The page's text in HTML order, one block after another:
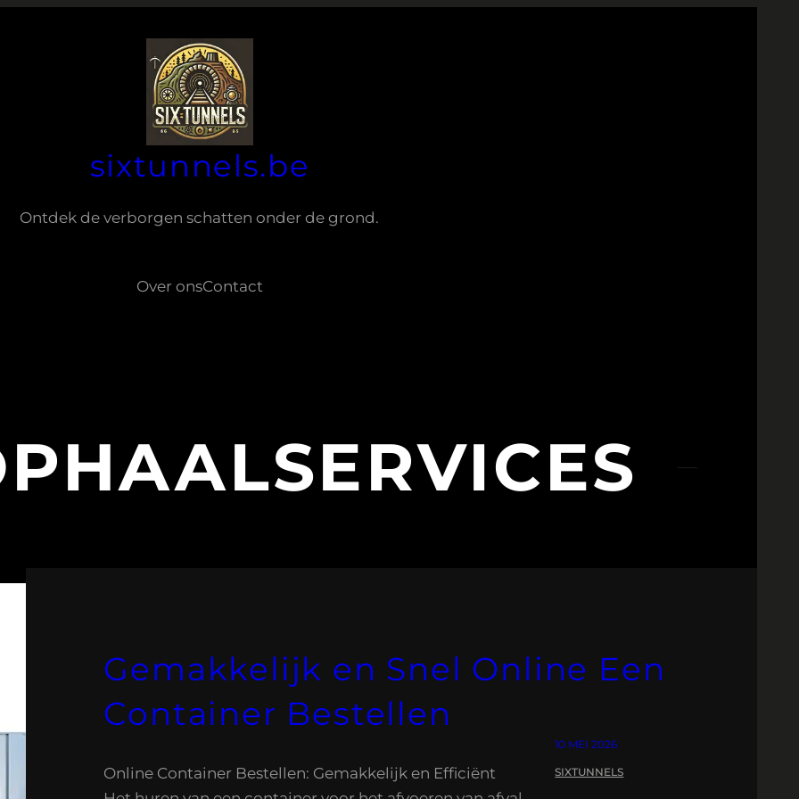
sixtunnels.be
Ontdek de verborgen schatten onder de grond.
Over onsContact
Gemakkelijk en Snel Online Een
Container Bestellen
Online Container Bestellen: Gemakkelijk en Efficiënt
10 MEI 2026
SIXTUNNELS